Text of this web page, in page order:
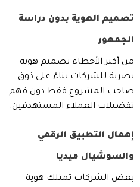
تصميم الهوية بدون دراسة
الجمهور
من أكبر الأخطاء تصميم هوية
بصرية للشركات بناءً على ذوق
صاحب المشروع فقط دون فهم
تفضيلات العملاء المستهدفين.
إهمال التطبيق الرقمي
والسوشيال ميديا
بعض الشركات تمتلك هوية